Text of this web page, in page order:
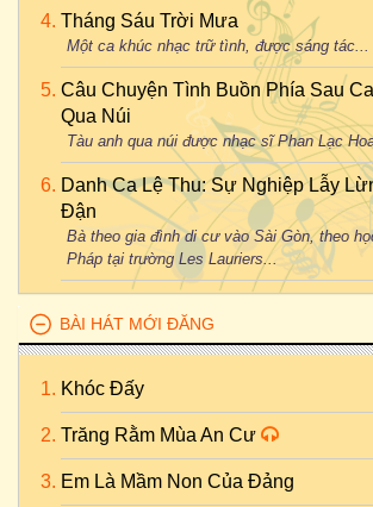
Tháng Sáu Trời Mưa
Một ca khúc nhạc trữ tình, được sáng tác...
Câu Chuyện Tình Buồn Phía Sau
Qua Núi
Tàu anh qua núi được nhạc sĩ Phan Lạc
Danh Ca Lệ Thu: Sự Nghiệp Lẫy
Đận
Bà theo gia đình di cư vào Sài Gòn, theo
Pháp tại trường Les Lauriers...
BÀI HÁT MỚI ĐĂNG
Khóc Đấy
Trăng Rằm Mùa An Cư
Em Là Mầm Non Của Đảng